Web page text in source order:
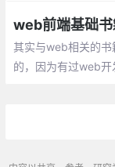
议刚开始的时候可以
的学习途径，这样
是最适合你的
web前端基础书
其实与web相关的
的，因为有过web